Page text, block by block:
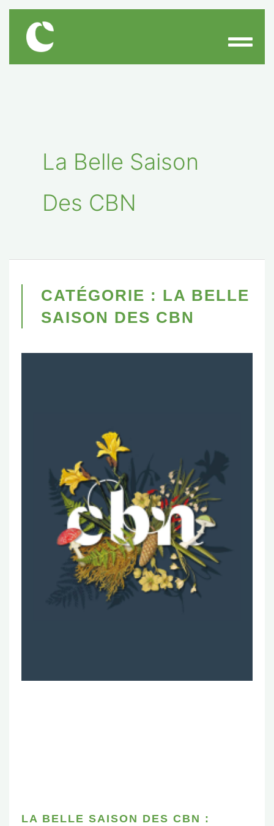
La Belle Saison
Des CBN
CATÉGORIE : LA BELLE
SAISON DES CBN
LA BELLE SAISON DES CBN :